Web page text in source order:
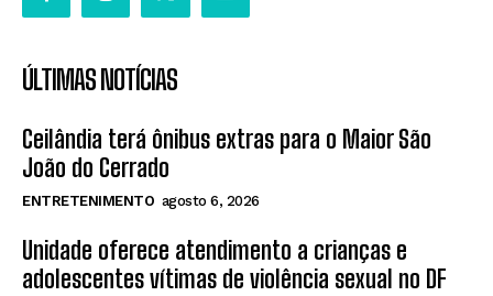
ÚLTIMAS NOTÍCIAS
Ceilândia terá ônibus extras para o Maior São
João do Cerrado
ENTRETENIMENTO agosto 6, 2026
Unidade oferece atendimento a crianças e
adolescentes vítimas de violência sexual no DF